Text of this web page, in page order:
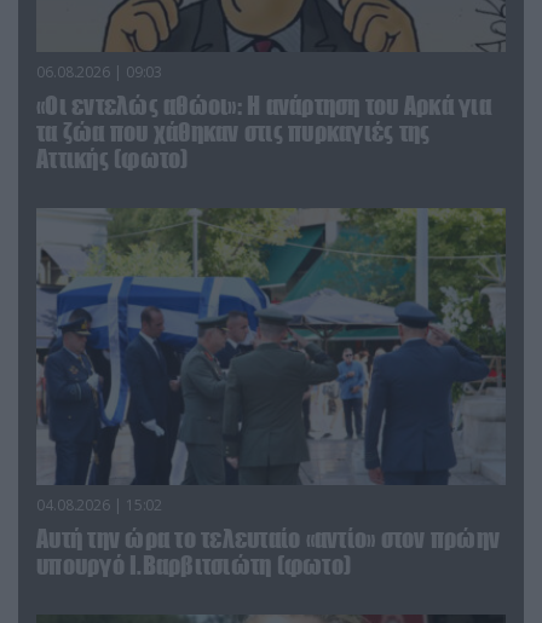
06.08.2026 | 09:03
«Οι εντελώς αθώοι»: Η ανάρτηση του Αρκά για
τα ζώα που χάθηκαν στις πυρκαγιές της
Αττικής (φωτο)
04.08.2026 | 15:02
Αυτή την ώρα το τελευταίο «αντίο» στον πρώην
υπουργό Ι.Βαρβιτσιώτη (φωτο)